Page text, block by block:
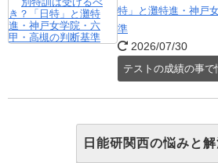
特」と灘特進・神戸
準
2026/07/30
テストの成績の事で
日能研関西の悩みと